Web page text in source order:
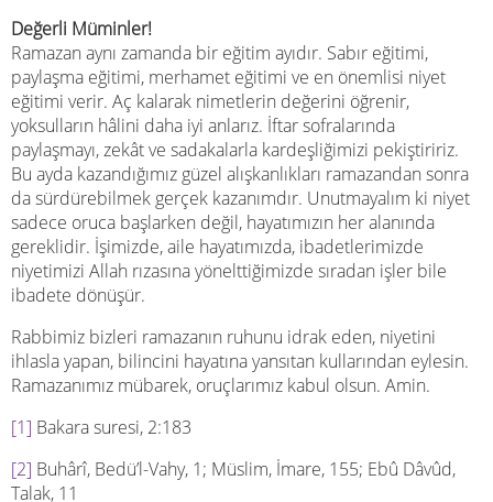
Değerli Müminler!
Ramazan aynı zamanda bir eğitim ayıdır. Sabır eğitimi,
paylaşma eğitimi, merhamet eğitimi ve en önemlisi niyet
eğitimi verir. Aç kalarak nimetlerin değerini öğrenir,
yoksulların hâlini daha iyi anlarız. İftar sofralarında
paylaşmayı, zekât ve sadakalarla kardeşliğimizi pekiştiririz.
Bu ayda kazandığımız güzel alışkanlıkları ramazandan sonra
da sürdürebilmek gerçek kazanımdır. Unutmayalım ki niyet
sadece oruca başlarken değil, hayatımızın her alanında
gereklidir. İşimizde, aile hayatımızda, ibadetlerimizde
niyetimizi Allah rızasına yönelttiğimizde sıradan işler bile
ibadete dönüşür.
Rabbimiz bizleri ramazanın ruhunu idrak eden, niyetini
ihlasla yapan, bilincini hayatına yansıtan kullarından eylesin.
Ramazanımız mübarek, oruçlarımız kabul olsun. Amin.
[1] Bakara suresi, 2:183
[2] Buhârî, Bedü’l-Vahy, 1; Müslim, İmare, 155; Ebû Dâvûd,
Talak, 11